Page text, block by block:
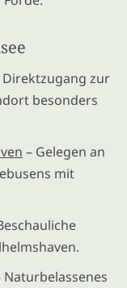
Direktzugang zur
besonders
– Gelegen an
mit
Naturbelassenes